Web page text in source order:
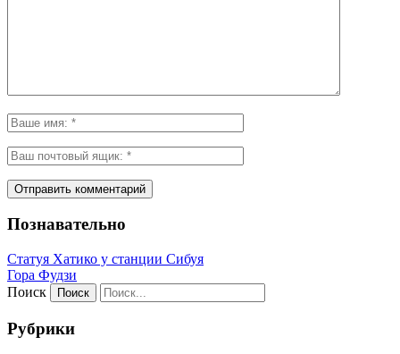
Познавательно
Статуя Хатико у станции Сибуя
Гора Фудзи
Поиск
Рубрики